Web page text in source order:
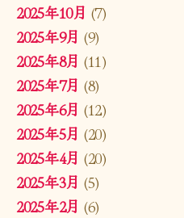
2025年10月 (7)
2025年9月 (9)
2025年8月 (11)
2025年7月 (8)
2025年6月 (12)
2025年5月 (20)
2025年4月 (20)
2025年3月 (5)
2025年2月 (6)